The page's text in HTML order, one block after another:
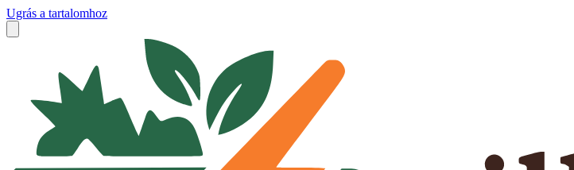
Ugrás a tartalomhoz